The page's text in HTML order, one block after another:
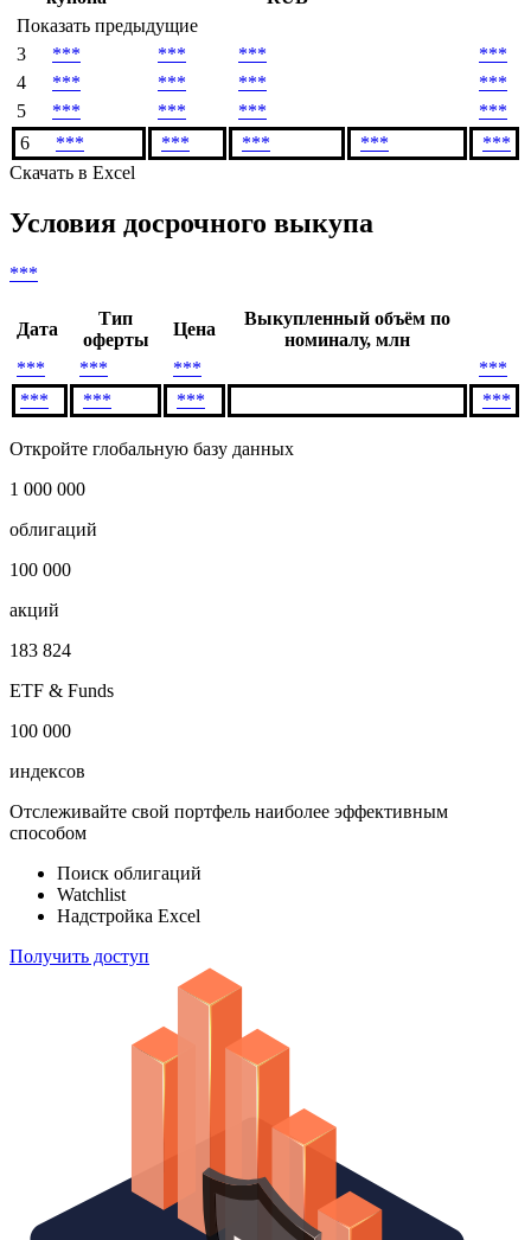
#
Окончание
купона
Купон,
%
купона,
Показать предыдущие
3
*** *** ***
***
4
*** *** ***
***
6
*** *** *** ***
Условия досрочного выкупа
Дата
Тип
оферты
Цена
номиналу, млн
***
*** ***
***
***
Откройте глобальную базу данных
1 000 000
облигаций
100 000
акций
183 824
ETF & Funds
100 000
Отслеживайте свой портфель наиболее эффективным
способом
Поиск облигаций
Надстройка Excel
Получить доступ